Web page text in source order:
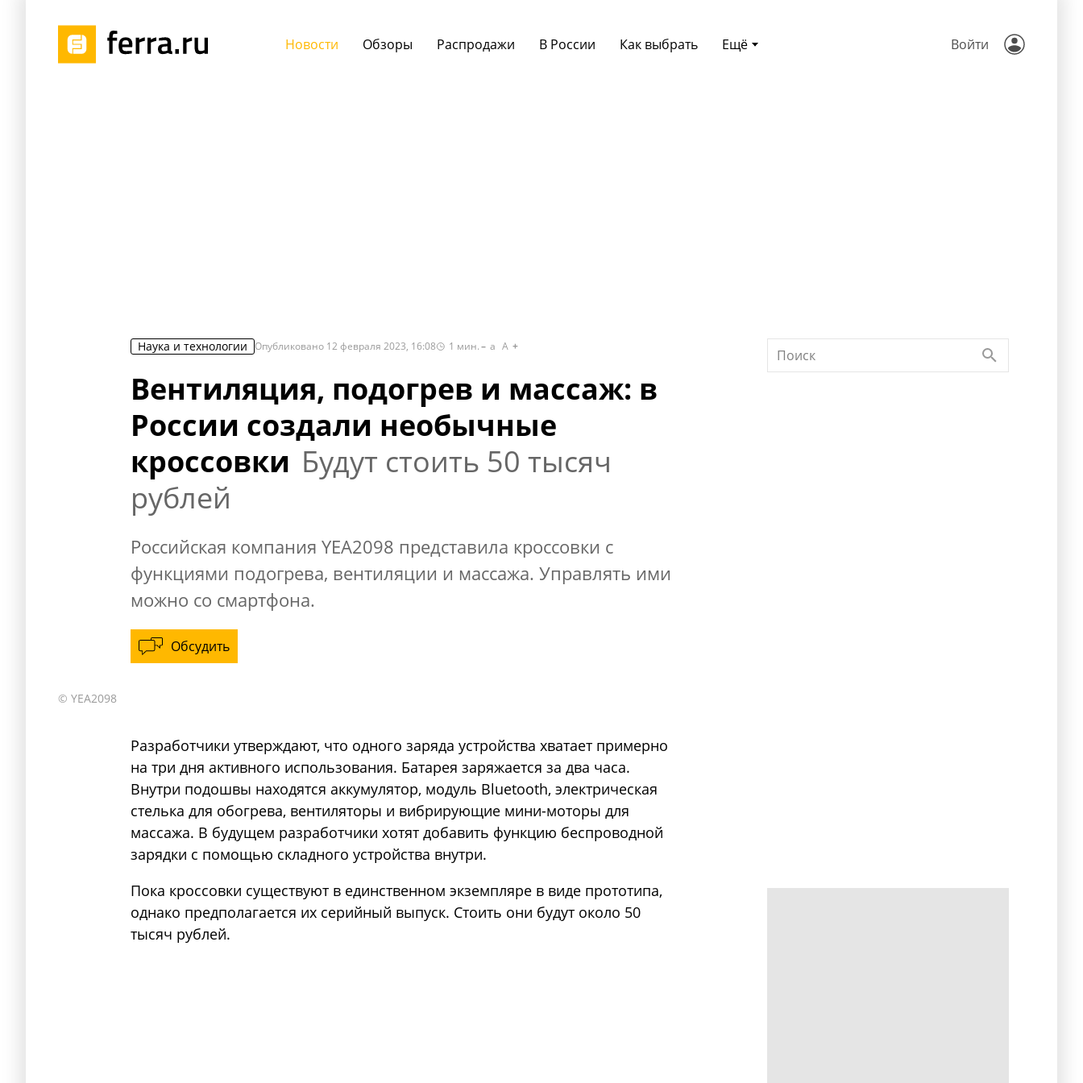
Ещё
Новости Обзоры Распродажи В России Как выбрать Войти
Наука и технологии Опубликовано 12 февраля 2023, 16:08 1 мин. a A
Вентиляция, подогрев и массаж: в
России создали необычные
кроссовки Будут стоить 50 тысяч
рублей
Российская компания YEA2098 представила кроссовки с
функциями подогрева, вентиляции и массажа. Управлять ими
можно со смартфона.
Обсудить
© YEA2098
Разработчики утверждают, что одного заряда устройства хватает примерно
на три дня активного использования. Батарея заряжается за два часа.
Внутри подошвы находятся аккумулятор, модуль Bluetooth, электрическая
стелька для обогрева, вентиляторы и вибрирующие мини-моторы для
массажа. В будущем разработчики хотят добавить функцию беспроводной
зарядки с помощью складного устройства внутри.
Пока кроссовки существуют в единственном экземпляре в виде прототипа,
однако предполагается их серийный выпуск. Стоить они будут около 50
тысяч рублей.